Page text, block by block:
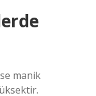
manik